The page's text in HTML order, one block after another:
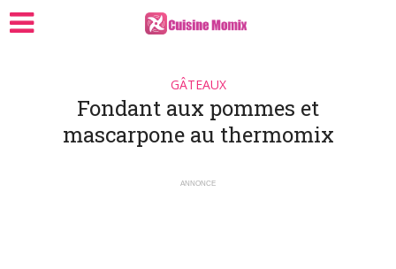
GÂTEAUX
Fondant aux pommes et
mascarpone au thermomix
ANNONCE